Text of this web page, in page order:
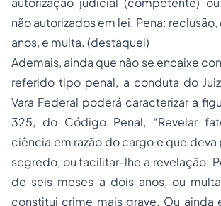
não autorizados em lei. Pena:
anos, e multa. (destaquei)
Ademais, ainda que não se encaixe
referido tipo penal, a conduta do
Vara Federal poderá caracterizar a
325, do Código Penal, “Revelar
ciência em razão do cargo e que
segredo, ou facilitar-lhe a revelação:
de seis meses a dois anos, ou
constitui crime mais grave. Ou ainda